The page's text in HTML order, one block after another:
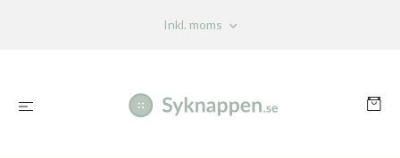
Inkl. moms